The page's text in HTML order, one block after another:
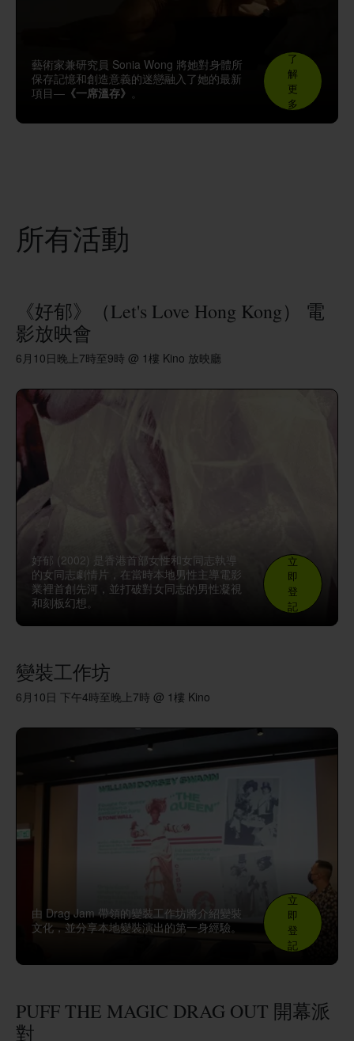
藝術家兼研究員 Sonia Wong 將她對身體所
保存記憶和創造意義的迷戀融入了她的最新
項目— 《一席溫存》
了
解
更
多
所有活動
《好郁》（Let's Love Hong Kong） 電
影放映會
6月10日晚上7時至9時 @ 1樓 Kino 放映廳
好郁 (2002) 是香港首部女性和女同志執導
的女同志劇情片，在當時本地男性主導電影
業裡首創先河，並打破對女同志的男性凝視
和刻板幻想。
立
即
登
記
變裝工作坊
6月10日 下午4時至晚上7時 @ 1樓 Kino
由 Drag Jam 帶領的變裝工作坊將介紹變裝
文化，並分享本地變裝演出的第一身經驗。
立
即
登
記
PUFF THE MAGIC DRAG OUT 開幕派
對